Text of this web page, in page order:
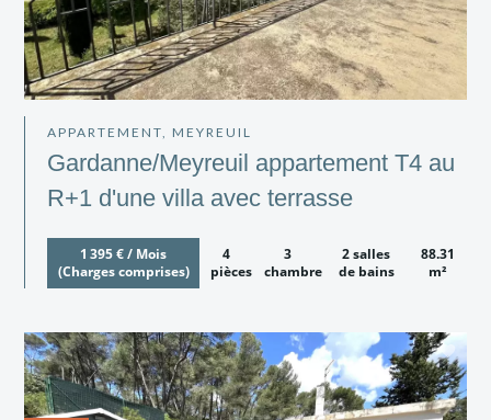
APPARTEMENT, MEYREUIL
Gardanne/Meyreuil appartement T4 au
R+1 d'une villa avec terrasse
1 395 € / Mois
(Charges comprises)
4
pièces
3
chambres
2 salles
de bains
88.31
m²